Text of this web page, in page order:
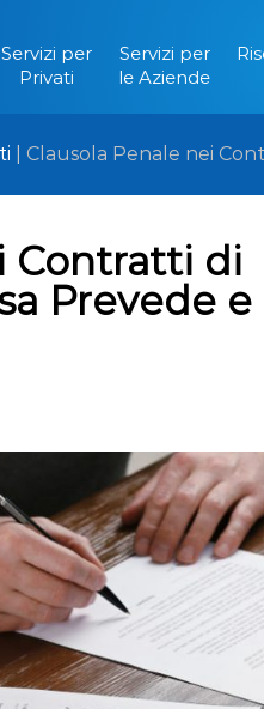
Servizi per
Privati
Servizi per
le Aziende
Clausola Penale nei
Contratti di
Prevede